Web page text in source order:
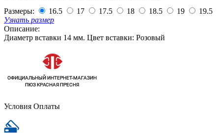
Размеры:
16.5 17 17.5 18 18.5 19
19.5
Узнать размер
Описание:
Диаметр вставки 14 мм. Цвет вставки: Розовый
Условия Оплаты